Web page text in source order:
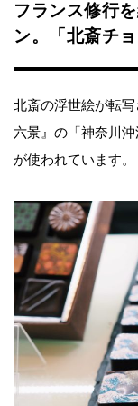
フランス修行
ン。「北斎チ
北斎の浮世絵が転
六景』の「神奈川沖
が使われています。